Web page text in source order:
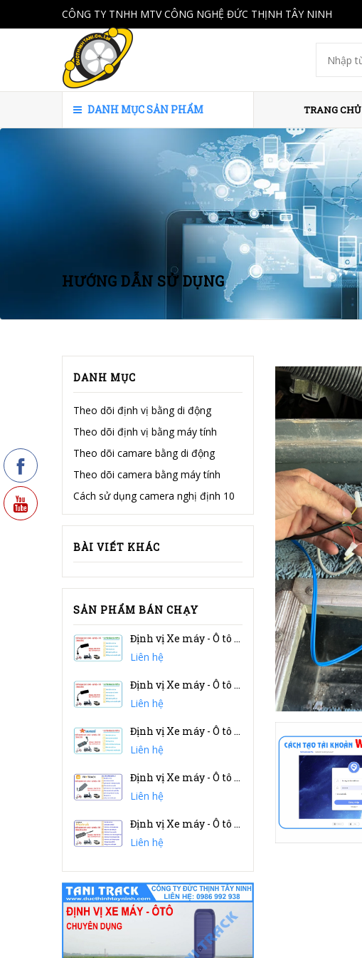
CÔNG TY TNHH MTV CÔNG NGHỆ ĐỨC THỊNH TÂY NINH
DANH MỤC SẢN PHẨM TRANG CHỦ
HƯỚNG DẪN SỬ DỤNG
DANH MỤC
Theo dõi định vị bằng di động
Theo dõi định vị bằng máy tính
Theo dõi camare bằng di động
Theo dõi camera bằng máy tính
Cách sử dụng camera nghị định 10
BÀI VIẾT KHÁC
SẢN PHẨM BÁN CHẠY
Định vị Xe máy - Ô tô GT032
Liên hệ
Định vị Xe máy - Ô tô GT032 - (china)
Liên hệ
Định vị Xe máy - Ô tô SAGONSTAR
Liên hệ
Định vị Xe máy - Ô tô PROTRACK
Liên hệ
Định vị Xe máy - Ô tô VIETMAP
Liên hệ